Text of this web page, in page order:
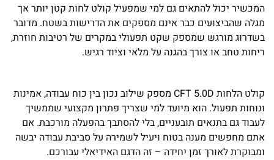
המכשיר יכול להתאים גם למי שמפעיל קולט לחות קטן יותר אך
מגלה שהביצועים כבר אינם מספקים את הדרישות בשטח. מדובר
בשדרוג מורגש שמספק שקט תפעולי במקרים של רטיבות חוזרת,
ריחות טחב או צורך בהגנה על מלאי וציוד רגיש.
קולט הלחות CFT 5.0D מספק שילוב נכון בין כוח עבודה, אמינות
ונוחות תפעול. הוא מיועד למי שצריך פתרון מקצועי שממשיך
לעבוד גם בתנאים תובעניים, בלי להסתבך בהפעלה מורכבת. אם
אתם מחפשים מענה בטוח ויעיל לשמירה על סביבת עבודה יבשה
ומבוקרת לאורך זמן יחידה – זה הדגם האידיאלי עבורכם.